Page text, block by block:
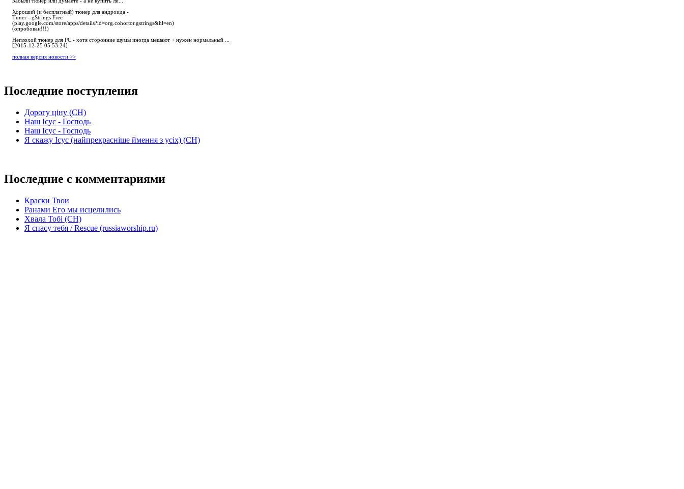
Хороший (и бесплатный) тюнер для андроида -
Tuner - gStrings Free
(play.google.com/store/apps/details?id=org.cohortor.gstrings&hl=en)
(опробован!!!)
Неплохой тюнер для РС - хотя сторонние шумы иногда мешают + нужен нормальный ...
[2015-12-25 05:53:24]
полная версия новости >>
Последние поступления
Дорогу ціну (СН)
Наш Ісус - Господь
Наш Ісус - Господь
Я скажу Ісус (найпрекрасніше ймення з усіх) (СН)
Последние с комментариями
Краски Твои
Ранами Его мы исцелились
Хвала Тобі (СН)
Я спасу тебя / Rescue (russiaworship.ru)